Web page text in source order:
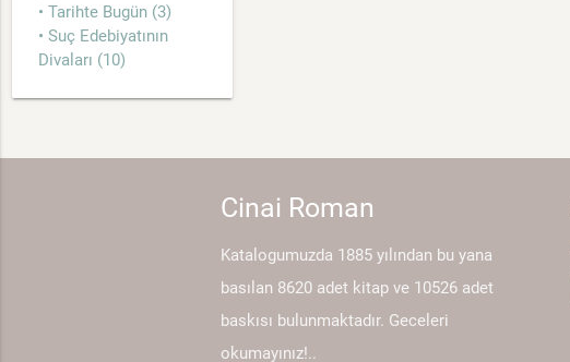
• Tarihte Bugün (3)
• Suç Edebiyatının
Divaları (10)
Cinai Roman
Katalogumuzda 1885 yılından bu yana
basılan 8620 adet kitap ve 10526 adet
baskısı bulunmaktadır. Geceleri
okumayınız!..